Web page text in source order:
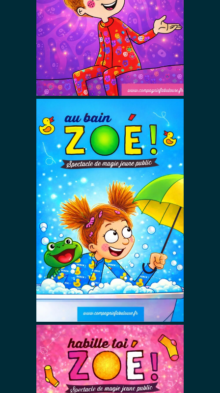
Au bain Zoé !
Spectacles De Magie Avec Zoé